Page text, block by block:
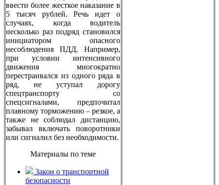
ввести более жесткое наказание в
5 тысяч рублей. Речь идет о
случаях, когда водитель
несколько раз подряд становился
инициатором опасного
несоблюдения ПДД. Например,
при условии интенсивного
движения многократно
перестраивался из одного ряда в
ряд, не уступал дорогу
спецтранспорту со
спецсигналами, предпочитал
плавному торможению – резкое, а
также не соблюдал дистанцию,
забывал включать поворотники
или сигналил без необходимости.
Материалы по теме
Закон о транспортной
безопасности